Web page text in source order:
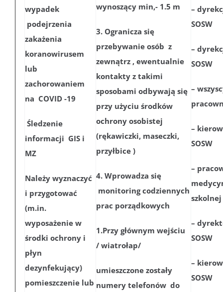
wypadek
podejrzenia
zakażenia
koranowirusem
lub
zachorowaniem
na COVID -19
Śledzenie
informacji GIS i
MZ
Należy wyznaczyć
i przygotować
(m.in.
wyposażenie w
środki ochrony i
płyn
dezynfekujący)
pomieszczenie lub
wynoszący min,- 1.5 m
3. Ogranicza się
przebywanie osób z
zewnątrz , ewentualnie
kontakty z takimi
sposobami odbywają się
przy użyciu środków
ochrony osobistej
(rękawiczki, maseczki,
przyłbice )
4. Wprowadza się
monitoring codziennych
prac porządkowych
1.Przy głównym wejściu
/ wiatrołap/
umieszczone zostały
numery telefonów do
–
SOSW
–
SOSW
–
–
SOSW
–
szkolnej
–
SOSW
–
SOSW